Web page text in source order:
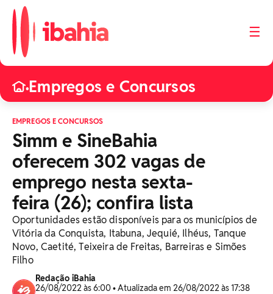
☰
•Empregos e Concursos
EMPREGOS E CONCURSOS
Simm e SineBahia
oferecem 302 vagas de
emprego nesta sexta-
feira (26); confira lista
Oportunidades estão disponíveis para os municípios de
Vitória da Conquista, Itabuna, Jequié, Ilhéus, Tanque
Novo, Caetité, Teixeira de Freitas, Barreiras e Simões
Filho
Redação iBahia
26/08/2022 às 6:00 • Atualizada em 26/08/2022 às 17:38